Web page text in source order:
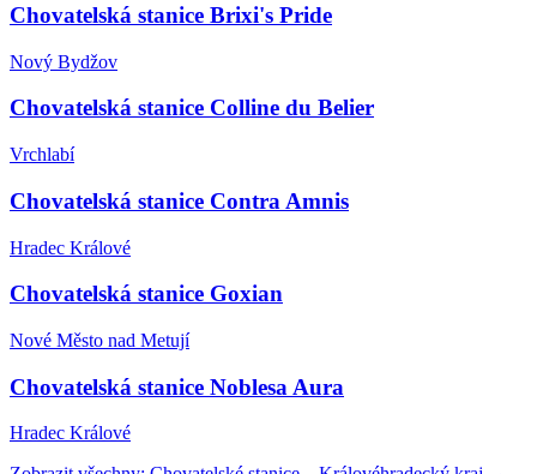
Chovatelská stanice Brixi's Pride
Nový Bydžov
Chovatelská stanice Colline du Belier
Vrchlabí
Chovatelská stanice Contra Amnis
Hradec Králové
Chovatelská stanice Goxian
Nové Město nad Metují
Chovatelská stanice Noblesa Aura
Hradec Králové